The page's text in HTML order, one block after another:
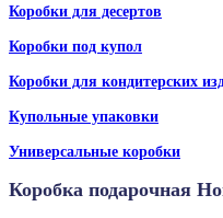
Коробки для десертов
Коробки под купол
Коробки для кондитерских
Купольные упаковки
Универсальные коробки
Коробка подарочная